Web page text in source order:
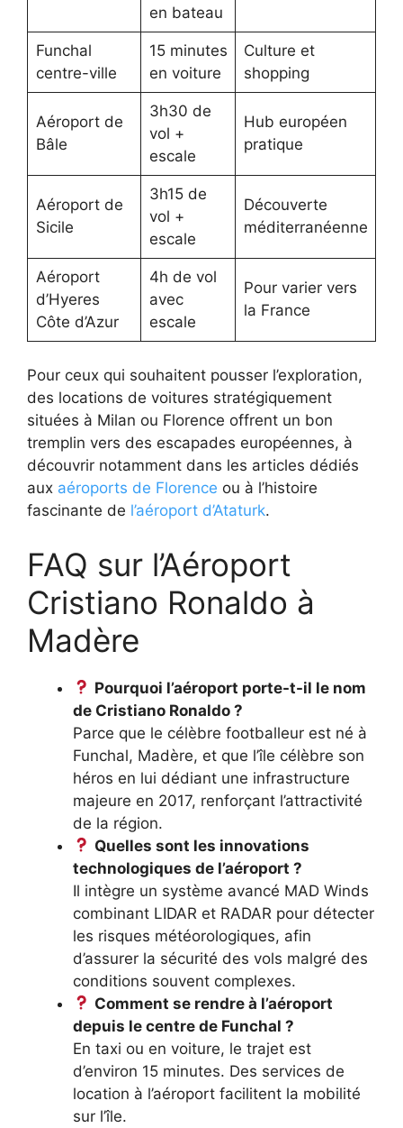
en bateau
Funchal
centre-ville
15 minutes
en voiture
Culture et
shopping
Aéroport de
Bâle
3h30 de
vol +
escale
Hub européen
pratique
Aéroport de
Sicile
3h15 de
vol +
escale
Découverte
méditerranéenne
Aéroport
d’Hyeres
Côte d’Azur
4h de vol
avec
escale
Pour varier vers
la France
Pour ceux qui souhaitent pousser l’exploration,
des locations de voitures stratégiquement
situées à Milan ou Florence offrent un bon
tremplin vers des escapades européennes, à
découvrir notamment dans les articles dédiés
aux aéroports de Florence ou à l’histoire
fascinante de l’aéroport d’Ataturk.
FAQ sur l’Aéroport
Cristiano Ronaldo à
Madère
Pourquoi l’aéroport porte-t-il le nom
de Cristiano Ronaldo ?
Parce que le célèbre footballeur est né à
Funchal, Madère, et que l’île célèbre son
héros en lui dédiant une infrastructure
majeure en 2017, renforçant l’attractivité
de la région.
Quelles sont les innovations
technologiques de l’aéroport ?
Il intègre un système avancé MAD Winds
combinant LIDAR et RADAR pour détecter
les risques météorologiques, afin
d’assurer la sécurité des vols malgré des
conditions souvent complexes.
Comment se rendre à l’aéroport
depuis le centre de Funchal ?
En taxi ou en voiture, le trajet est
d’environ 15 minutes. Des services de
location à l’aéroport facilitent la mobilité
sur l’île.